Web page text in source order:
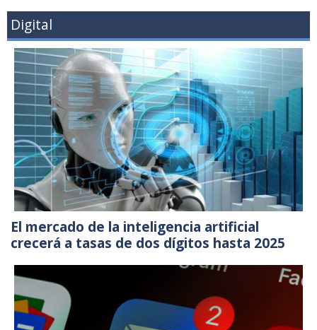
Digital
El mercado de la inteligencia artificial
crecerá a tasas de dos dígitos hasta 2025